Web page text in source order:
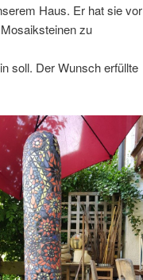
Haus. Er hat sie vor
zu
soll. Der Wunsch erfüllte